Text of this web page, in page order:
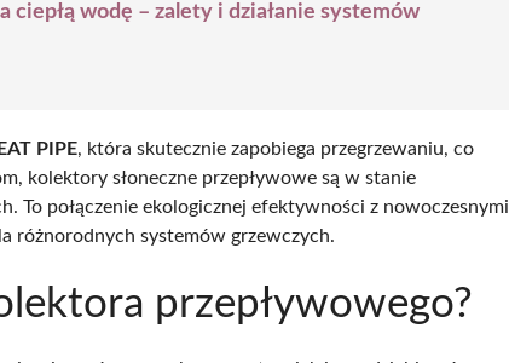
ciepłą wodę – zalety i działanie systemów
PIPE, która skutecznie zapobiega przegrzewaniu, co
kolektory słoneczne przepływowe są w stanie
połączenie ekologicznej efektywności z nowoczesnymi
różnorodnych systemów grzewczych.
przepływowego?